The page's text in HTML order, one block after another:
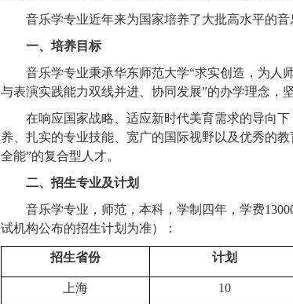
音乐学专业近年来为国家培养了大批高水平的
一、培养目标
音乐学专业秉承华东师范大学“求实创造，为人
与表演实践能力双线并进、协同发展”的办学理念，
在响应国家战略、适应新时代美育需求的导向
养、扎实的专业技能、宽广的国际视野以及优秀的
全能”的复合型人才。
二、招生专业及计划
音乐学专业，师范，本科，学制四年，学费
试机构公布的招生计划为准）：
招生省份 计划
上海 10